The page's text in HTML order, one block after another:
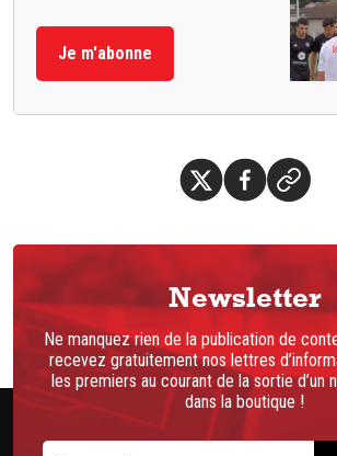
Je m'abonne
Newsletter
Ne manquez rien de la publication de
recevez gratuitement nos lettres
les premiers au courant de la sortie d’un
dans la boutique !